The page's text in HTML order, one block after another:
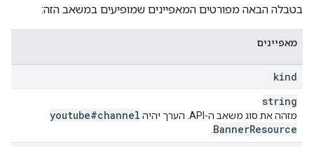
בטבלה הבאה מפורטים המאפיינים שמופיעים במשאב הזה:
מאפיינים
kind
string
מזהה את סוג משאב ה-API. הערך יהיה
youtube#channel
BannerResource